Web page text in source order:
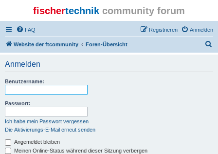
fischertechnik community forum
FAQ Anmelden
Registrieren
Website der ftcommunity Foren-Übersicht
Anmelden
Benutzername:
Passwort:
Ich habe mein Passwort vergessen
Die Aktivierungs-E-Mail erneut senden
Angemeldet bleiben
Meinen Online-Status während dieser Sitzung verbergen